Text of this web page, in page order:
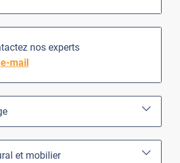
nos experts
e-mail
et mobilier